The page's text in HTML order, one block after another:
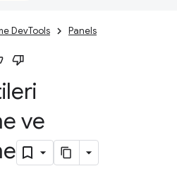
DevTools Panels
ve